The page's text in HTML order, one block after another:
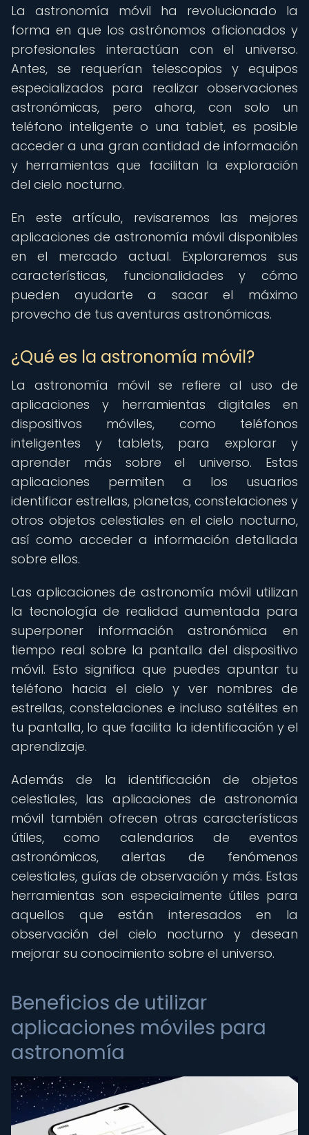
La astronomía móvil ha revolucionado la
forma en que los astrónomos aficionados y
profesionales interactúan con el universo.
Antes, se requerían telescopios y equipos
especializados para realizar observaciones
astronómicas, pero ahora, con solo un
teléfono inteligente o una tablet, es posible
acceder a una gran cantidad de información
y herramientas que facilitan la exploración
del cielo nocturno.
En este artículo, revisaremos las mejores
aplicaciones de astronomía móvil disponibles
en el mercado actual. Exploraremos sus
características, funcionalidades y cómo
pueden ayudarte a sacar el máximo
provecho de tus aventuras astronómicas.
¿Qué es la astronomía móvil?
La astronomía móvil se refiere al uso de
aplicaciones y herramientas digitales en
dispositivos móviles, como teléfonos
inteligentes y tablets, para explorar y
aprender más sobre el universo. Estas
aplicaciones permiten a los usuarios
identificar estrellas, planetas, constelaciones y
otros objetos celestiales en el cielo nocturno,
así como acceder a información detallada
sobre ellos.
Las aplicaciones de astronomía móvil utilizan
la tecnología de realidad aumentada para
superponer información astronómica en
tiempo real sobre la pantalla del dispositivo
móvil. Esto significa que puedes apuntar tu
teléfono hacia el cielo y ver nombres de
estrellas, constelaciones e incluso satélites en
tu pantalla, lo que facilita la identificación y el
aprendizaje.
Además de la identificación de objetos
celestiales, las aplicaciones de astronomía
móvil también ofrecen otras características
útiles, como calendarios de eventos
astronómicos, alertas de fenómenos
celestiales, guías de observación y más. Estas
herramientas son especialmente útiles para
aquellos que están interesados en la
observación del cielo nocturno y desean
mejorar su conocimiento sobre el universo.
Beneficios de utilizar
aplicaciones móviles para
astronomía